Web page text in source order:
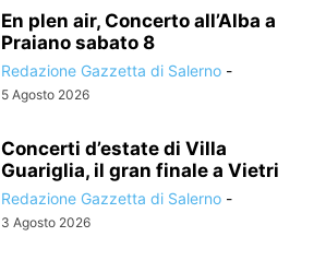
En plen air, Concerto all’Alba a
Praiano sabato 8
Redazione Gazzetta di Salerno -
5 Agosto 2026
Concerti d’estate di Villa
Guariglia, il gran finale a Vietri
Redazione Gazzetta di Salerno -
3 Agosto 2026